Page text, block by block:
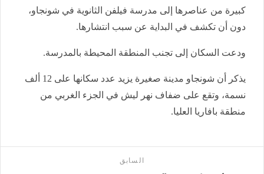
كبيرة من عناصرها إلى مدرسة فيلفن الثانوية في شونجاو،
دون أن تكشف في البداية عن سبب انتشارها.
ودعت السكان إلى تجنب المنطقة المحيطة بالمدرسة.
يذكر أن شونجاو مدينة صغيرة يزيد عدد سكانها على 12 ألف
نسمة، وتقع على ضفاف نهر ليش في الجزء الغربي من
منطقة بافاريا العليا.
السابق